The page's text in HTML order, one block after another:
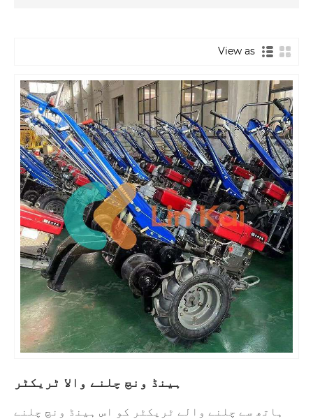
View as
ہینڈ ونچ چلنے والا ٹریکٹر
ہاتھ سے چلنے والے ٹریکٹر کو اس ہینڈ ونچ چلنے